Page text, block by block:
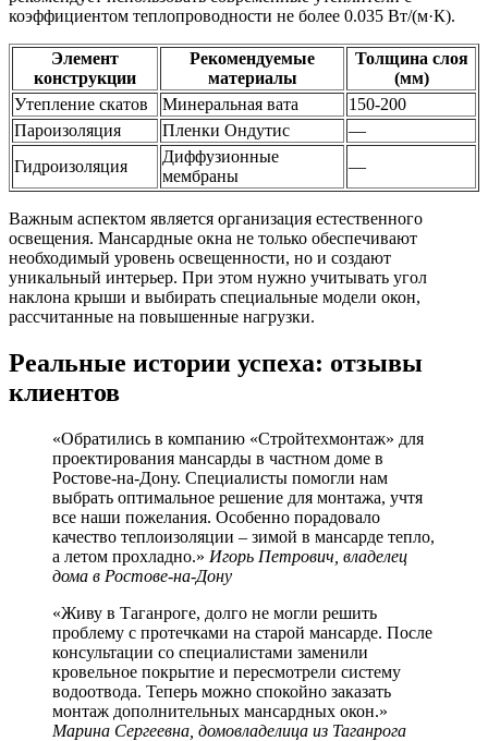
коэффициентом теплопроводности не более 0.035 Вт/(м·К).
Элемент
конструкции
Рекомендуемые
материалы
Толщина слоя
(мм)
Утепление скатов
Минеральная вата
150-200
Пароизоляция
Пленки Ондутис
—
Гидроизоляция
Диффузионные
мембраны
—
Важным аспектом является организация естественного
освещения. Мансардные окна не только обеспечивают
необходимый уровень освещенности, но и создают
уникальный интерьер. При этом нужно учитывать угол
наклона крыши и выбирать специальные модели окон,
рассчитанные на повышенные нагрузки.
Реальные истории успеха: отзывы
клиентов
«Обратились в компанию «Стройтехмонтаж» для
проектирования мансарды в частном доме в
Ростове-на-Дону. Специалисты помогли нам
выбрать оптимальное решение для монтажа, учтя
все наши пожелания. Особенно порадовало
качество теплоизоляции – зимой в мансарде тепло,
а летом прохладно.» Игорь Петрович, владелец
дома в Ростове-на-Дону
«Живу в Таганроге, долго не могли решить
проблему с протечками на старой мансарде. После
консультации со специалистами заменили
кровельное покрытие и пересмотрели систему
водоотвода. Теперь можно спокойно заказать
монтаж дополнительных мансардных окон.»
Марина Сергеевна, домовладелица из Таганрога